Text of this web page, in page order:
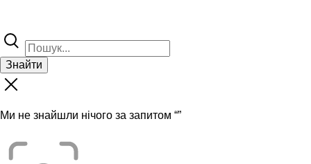
Знайти
Ми не знайшли нічого за запитом “”